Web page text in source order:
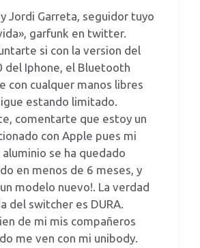
Jordi Garreta, seguidor tuyo
garfunk en twitter.
si con la version del
del Iphone, el Bluetooth
con cualquer manos libres
estando limitado.
comentarte que estoy un
con Apple pues mi
se ha quedado
en menos de 6 meses, y
modelo nuevo!. La verdad
del switcher es DURA.
de mi mis compañeros
me ven con mi unibody.